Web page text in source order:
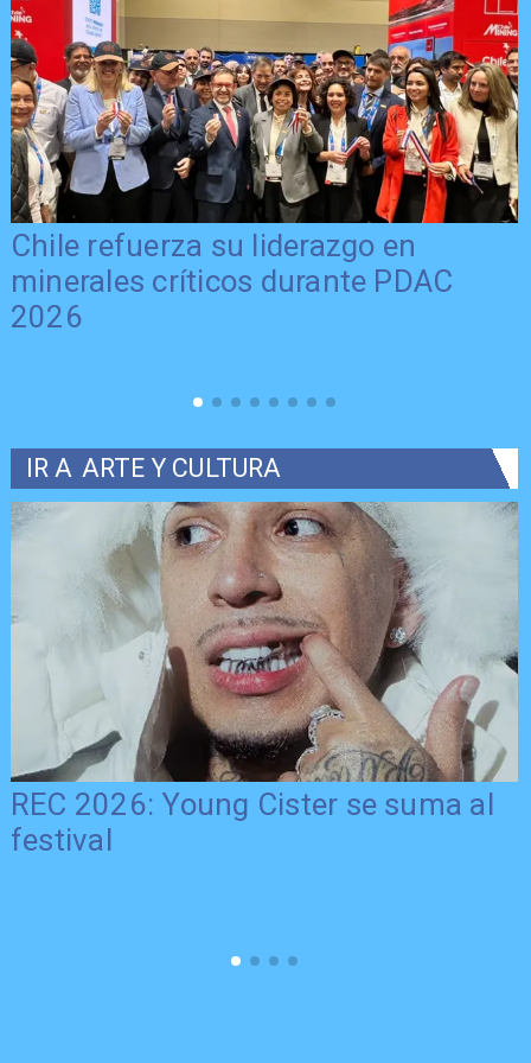
Chile refuerza su liderazgo en
minerales críticos durante PDAC
2026
IR A ARTE Y CULTURA
REC 2026: Young Cister se suma al
festival